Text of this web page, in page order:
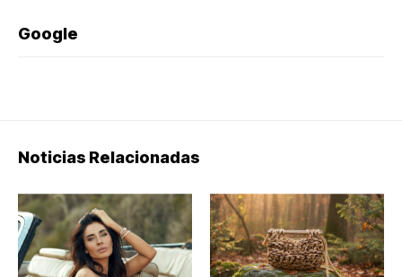
Google
Noticias Relacionadas